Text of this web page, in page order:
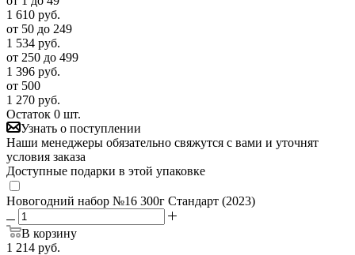
1 610 руб.
от 50 до 249
1 534 руб.
от 250 до 499
1 396 руб.
от 500
1 270 руб.
Остаток 0 шт.
Узнать о поступлении
Наши менеджеры обязательно свяжутся с вами и уточнят
условия заказа
Доступные подарки в этой упаковке
Новогодний набор №16 300г Стандарт (2023)
В корзину
1 214 руб.